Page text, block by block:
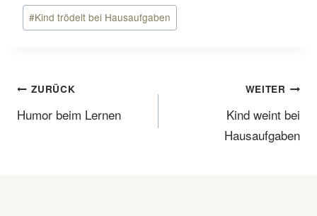
Schlagworte:
#Kind trödelt bei Hausaufgaben
Beitragsnavigation
ZURÜCK
Humor beim Lernen
WEITER
Kind weint bei
Hausaufgaben